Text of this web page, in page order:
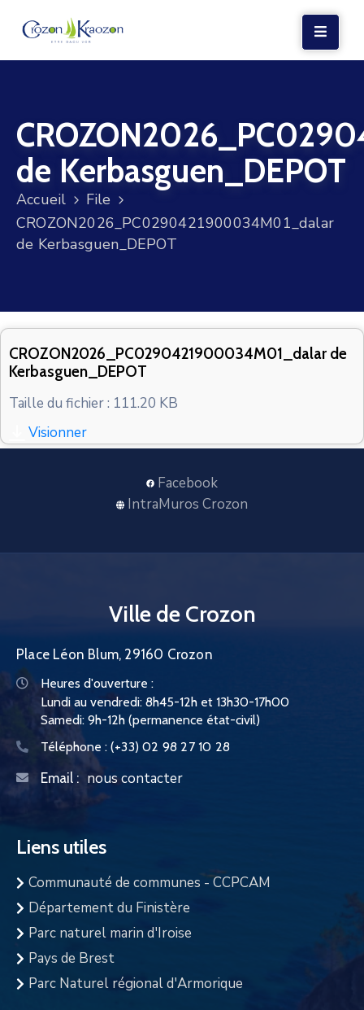
VIE
LOCALE
VIE
SOCIALE
TERRE
VOS
CONTACT
de Kerbasguen_DEPOT
Accueil
File
CROZON2026_PC0290421900034M01_dalar
de Kerbasguen_DEPOT
CROZON2026_PC0290421900034M01_dalar de
Kerbasguen_DEPOT
Taille du fichier : 111.20 KB
Visionner
Facebook
IntraMuros Crozon
Ville de Crozon
Place Léon Blum, 29160 Crozon
Heures d'ouverture :
Lundi au vendredi: 8h45-12h et 13h30-17h00
Samedi: 9h-12h (permanence état-civil)
Téléphone : (+33) 02 98 27 10 28
Email : nous contacter
Liens utiles
Communauté de communes - CCPCAM
Département du Finistère
Parc naturel marin d'Iroise
Pays de Brest
Parc Naturel régional d'Armorique